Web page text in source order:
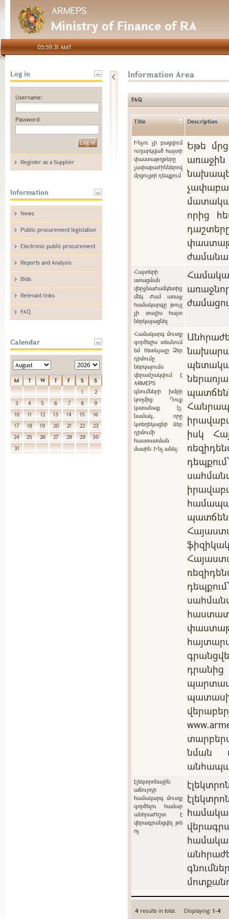
ARMEPS
Ministry of Finance of RA
05:59:31 AMT
Log in
Username:
Password:
Register as a Supplier
Information
News
Public procurement legislation
Electronic public procurement
Reports and Analysis
Bids
Relevant links
FAQ
Calendar
M T W T F S
S
1
2
3
4 5 6 7 8
9
10
11 12 13 14 15
16
17
18 19 20 21 22
23
24
25 26 27 28 29
30
31
Information Area
FAQ
Title Description
Ինչու չի բացվում
ուղարկված հայտի
փաստաթղթերը
չափաբաժիններով
մրցույթի դեպքում
Եթե
առաջին
որից
Հայտերի
ստացման
վերջնաժամկետից
մեկ ժամ առաջ
համակարգը թույլ
չի տալիս հայտ
ներկայացնել
Համակարգ մուտք
գործելիս տեսնում
եմ հետևյալը Ձեր
դիմումը
ներկայումս
վերամշակվում է
ARMEPS
գնումների խմբի
կողմից: Դուք
կստանաք էլ.
նամակ, որը
կտեղեկացնի ձեր
դիմումի
հաստատման
մասին: Ինչ անել:
իսկ
նման
էլեկտրոնային
աճուրդի
համակարգ մուտք
գործելու համար
անհրաժեշտ է
վերագրանցվել թե
ոչ
4 results in total. Displaying:1-4